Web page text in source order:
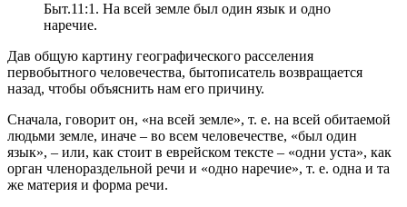
Быт.11:1. На всей земле был один язык и одно
наречие.
Дав общую картину географического расселения
первобытного человечества, бытописатель возвращается
назад, чтобы объяснить нам его причину.
Сначала, говорит он, «на всей земле», т. е. на всей обитаемой
людьми земле, иначе – во всем человечестве, «был один
язык», – или, как стоит в еврейском тексте – «одни уста», как
орган членораздельной речи и «одно наречие», т. е. одна и та
же материя и форма речи.